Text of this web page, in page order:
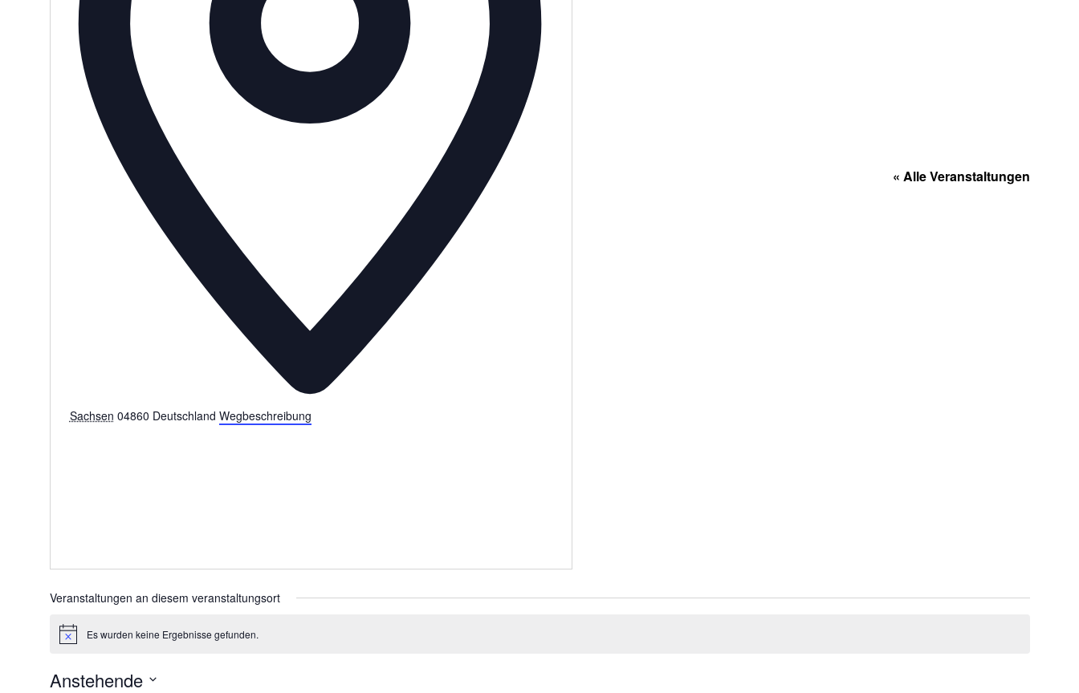
« Alle Veranstaltungen
Sachsen 04860 Deutschland Wegbeschreibung
Veranstaltungen an diesem veranstaltungsort
HinweisEs wurden keine Ergebnisse gefunden.
Anstehende